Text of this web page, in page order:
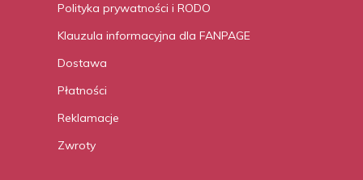
Polityka prywatności i RODO
Klauzula informacyjna dla FANPAGE
Dostawa
Płatności
Reklamacje
Zwroty